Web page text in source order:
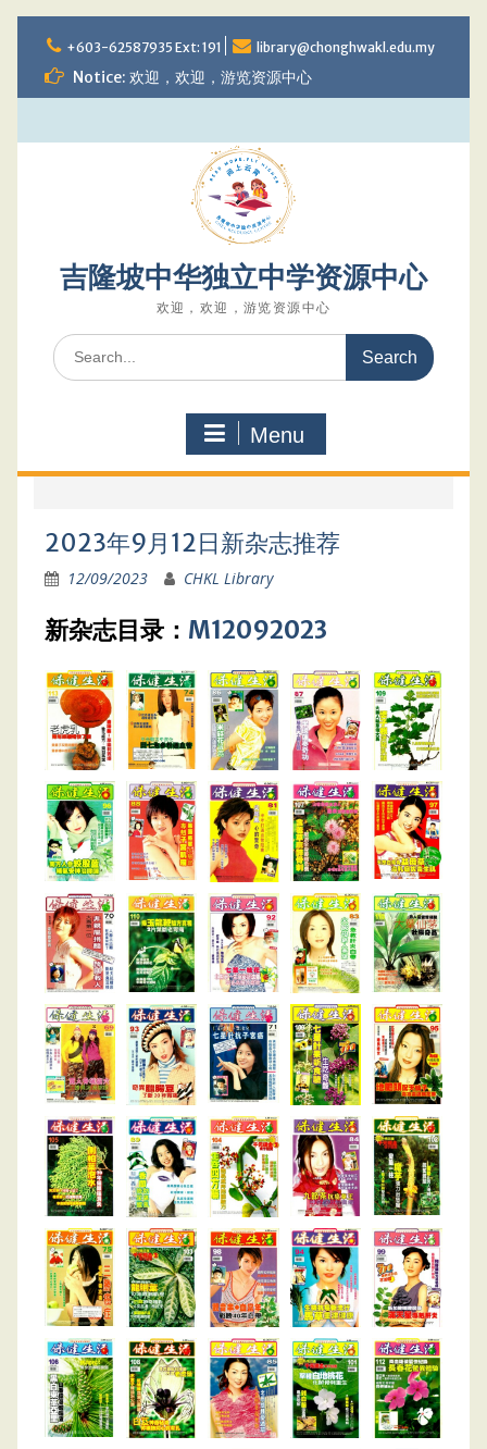
to
content
+603-62587935 Ext: 191 library@chonghwakl.edu.my
Notice: 欢迎，欢迎，游览资源中心
吉隆坡中华独立中学资源中心
欢迎，欢迎，游览资源中心
Search
for:
Menu
2023年9月12日新杂志推荐
12/09/2023 CHKL Library
新杂志目录： M12092023